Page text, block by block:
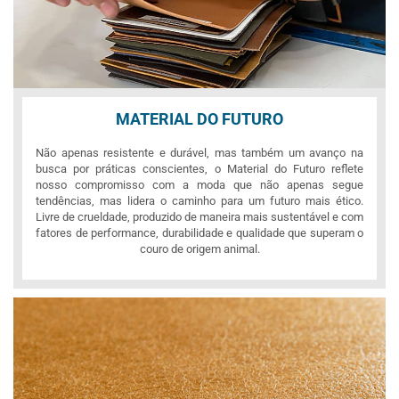
MATERIAL DO FUTURO
Não apenas resistente e durável, mas também um avanço na
busca por práticas conscientes, o Material do Futuro reflete
nosso compromisso com a moda que não apenas segue
tendências, mas lidera o caminho para um futuro mais ético.
Livre de crueldade, produzido de maneira mais sustentável e com
fatores de performance, durabilidade e qualidade que superam o
couro de origem animal.